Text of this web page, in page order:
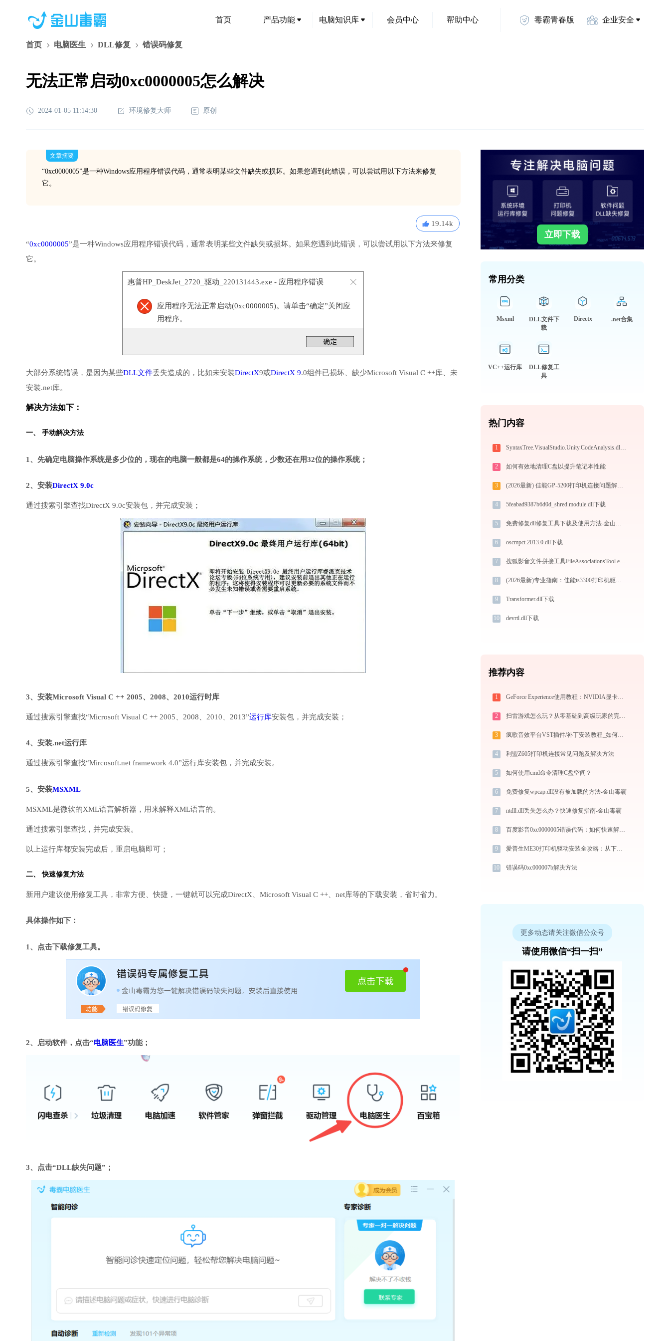
首页 产品功能 电脑知识库 会员中心 帮助中心 毒霸青春版 企业安全
首页 电脑医生 DLL修复 错误码修复
无法正常启动0xc0000005怎么解决
2024-01-05 11:14:30 环境修复大师 原创
文章摘要
“0xc0000005”是一种Windows应用程序错误代码，通常表明某些文件缺失或损坏。如果您遇到此错误，可以尝试用以下方法来修复
它。
19.14k
“0xc0000005”是一种Windows应用程序错误代码，通常表明某些文件缺失或损坏。如果您遇到此错误，可以尝试用以下方法来修复
它。
惠普HP_DeskJet_2720_驱动_220131443.exe - 应用程序错误
应用程序无法正常启动(0xc0000005)。请单击“确定”关闭应
用程序。
大部分系统错误，是因为某些DLL文件丢失造成的，比如未安装DirectX9或DirectX 9.0组件已损坏、缺少Microsoft Visual C ++库、未
安装.net库。
解决方法如下：
一、 手动解决方法
1、先确定电脑操作系统是多少位的，现在的电脑一般都是64的操作系统，少数还在用32位的操作系统；
2、安装DirectX 9.0c
通过搜索引擎查找DirectX 9.0c安装包，并完成安装；
3、安装Microsoft Visual C ++ 2005、2008、2010运行时库
通过搜索引擎查找“Microsoft Visual C ++ 2005、2008、2010、2013”运行库安装包，并完成安装；
4、安装.net运行库
通过搜索引擎查找“Mircosoft.net framework 4.0”运行库安装包，并完成安装。
5、安装MSXML
MSXML是微软的XML语言解析器，用来解释XML语言的。
通过搜索引擎查找，并完成安装。
以上运行库都安装完成后，重启电脑即可；
二、 快速修复方法
新用户建议使用修复工具，非常方便、快捷，一键就可以完成DirectX、Microsoft Visual C ++、net库等的下载安装，省时省力。
具体操作如下：
1、点击下载修复工具。
2、启动软件，点击“电脑医生”功能；
3、点击“DLL缺失问题”；
立即下载
常用分类
Msxml
DLL文件下
载
Directx .net合集
VC++运行库
DLL修复工
具
热门内容
1 SyntaxTree.VisualStudio.Unity.CodeAnalysis.dll下载
2 如何有效地清理C盘以提升笔记本性能
3 (2026最新) 佳能GP-5200打印机连接问题解决方法 - 金山毒霸
4 5feabad9387b6d0d_shred.module.dll下载
5 免费修复dll修复工具下载及使用方法-金山毒霸
6 oscmpct.2013.0.dll下载
7 搜狐影音文件拼接工具FileAssociationsTool.exe应用程序错误0xc0000005解决方法
8 (2026最新)专业指南：佳能ts3300打印机驱动的下载与安装步骤详解
9 Transformer.dll下载
10 devrtl.dll下载
推荐内容
1 GeForce Experience使用教程：NVIDIA显卡驱动更新与游戏优化录制完全指南
2 扫雷游戏怎么玩？从零基础到高级玩家的完全攻略（附必胜技巧）
3 疯歌音效平台VST插件/补丁安装教程_如何加载插件效果包
4 利盟Z605打印机连接常见问题及解决方法
5 如何使用cmd命令清理C盘空间？
6 免费修复wpcap.dll没有被加载的方法-金山毒霸
7 ntdll.dll丢失怎么办？快速修复指南-金山毒霸
8 百度影音0xc0000005错误代码：如何快速解决？
9 爱普生ME30打印机驱动安装全攻略：从下载到安装完全教程
10 错误码0xc000007b解决方法
更多动态请关注微信公众号
请使用微信“扫一扫”